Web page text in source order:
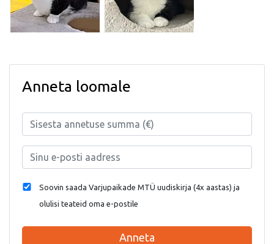
Anneta loomale
Soovin saada Varjupaikade MTÜ uudiskirja (4x aastas) ja
olulisi teateid oma e-postile
Anneta